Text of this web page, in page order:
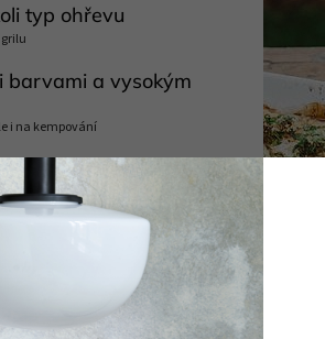
typ ohřevu
barvami a vysokým
i na kempování
vaření
udržuje požadovanou teplotu
nádobí
povrch bez pórů
osoby alergické na nikl